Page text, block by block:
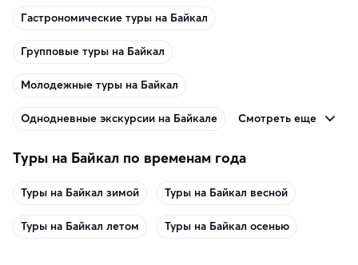
Гастрономические туры на Байкал
Групповые туры на Байкал
Молодежные туры на Байкал
Однодневные экскурсии на Байкале Смотреть еще
Туры на Байкал по временам года
Туры на Байкал зимой Туры на Байкал весной
Туры на Байкал летом Туры на Байкал осенью